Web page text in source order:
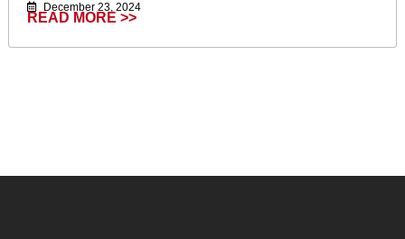
December 23, 2024
READ MORE >>